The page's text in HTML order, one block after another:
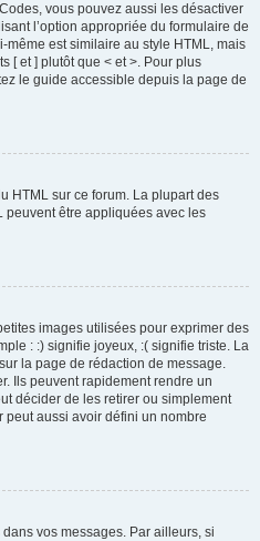
vous pouvez aussi les désactiver
l’option appropriée du formulaire de
est similaire au style HTML, mais
[ et ] plutôt que < et >. Pour plus
le guide accessible depuis la page de
HTML sur ce forum. La plupart des
peuvent être appliquées avec les
images utilisées pour exprimer des
: :) signifie joyeux, :( signifie triste. La
la page de rédaction de message.
Ils peuvent rapidement rendre un
décider de les retirer ou simplement
peut aussi avoir défini un nombre
vos messages. Par ailleurs, si